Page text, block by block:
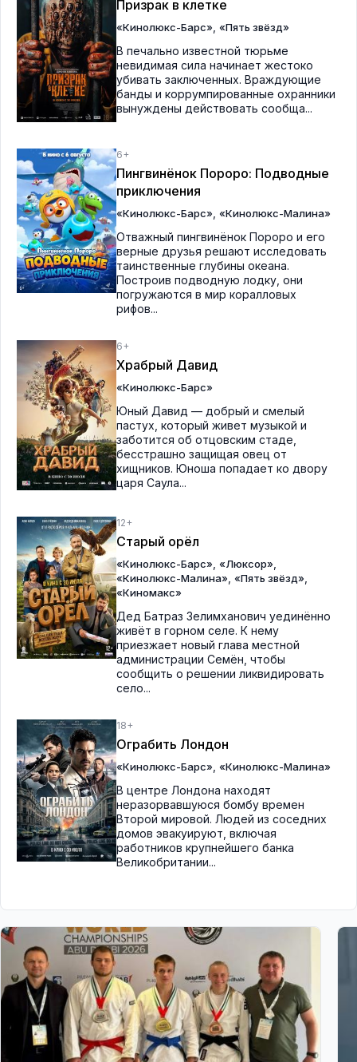
Призрак в клетке
«Кинолюкс-Барс» «Пять звёзд»
В печально известной тюрьме
невидимая сила начинает жестоко
убивать заключенных. Враждующие
банды и коррумпированные охранники
вынуждены действовать сообща...
6+
Пингвинёнок Пороро: Подводные
приключения
«Кинолюкс-Барс» «Кинолюкс-Малина»
Отважный пингвинёнок Пороро и его
верные друзья решают исследовать
таинственные глубины океана.
Построив подводную лодку, они
погружаются в мир коралловых
рифов...
6+
Храбрый Давид
«Кинолюкс-Барс»
Юный Давид — добрый и смелый
пастух, который живет музыкой и
заботится об отцовским стаде,
бесстрашно защищая овец от
хищников. Юноша попадает ко двору
царя Саула...
12+
Старый орёл
«Кинолюкс-Барс» «Люксор»
«Кинолюкс-Малина» «Пять звёзд»
«Киномакс»
Дед Батраз Зелимханович уединённо
живёт в горном селе. К нему
приезжает новый глава местной
администрации Семён, чтобы
сообщить о решении ликвидировать
село...
18+
Ограбить Лондон
«Кинолюкс-Барс» «Кинолюкс-Малина»
В центре Лондона находят
неразорвавшуюся бомбу времен
Второй мировой. Людей из соседних
домов эвакуируют, включая
работников крупнейшего банка
Великобритании...